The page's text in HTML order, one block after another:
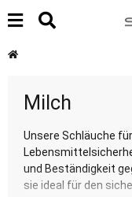
Milch
Unsere Schläuche
und Beständigkeit
sie ideal für den
Entdecken Sie unsere